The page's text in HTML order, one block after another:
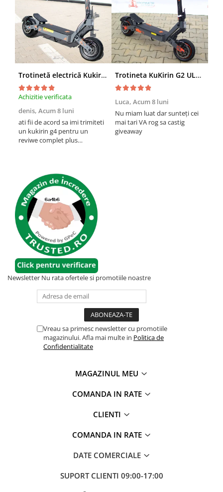
Trotinetă electrică Kukirin G4 (2026) motor 2000 W, viteză maximă 70 km/h, baterie cu litiu 60 V 20 Ah, anvelope de 11 inchi
Achizitie verificata
denis, Acum 8 luni
ati fii de acord sa imi trimiteti
un kukirin g4 pentru un
reviwe complet plus
Trotineta KuKirin G2 ULTRA (2026), 2 Motoare, 48v 18ah, Viteza 55 km/h, 1.600w, NEGRU+PORTOCALIU
Luca, Acum 8 luni
Nu miam luat dar sunteți cei
mai tari VA rog sa castig
giveaway
Newsletter Nu rata ofertele si promotiile noastre
Vreau sa primesc newsletter cu promotiile
magazinului. Afla mai multe in Politica de
Confidentialitate
MAGAZINUL MEU
COMANDA IN RATE
CLIENTI
COMANDA IN RATE
DATE COMERCIALE
SUPORT CLIENTI 09:00-17:00